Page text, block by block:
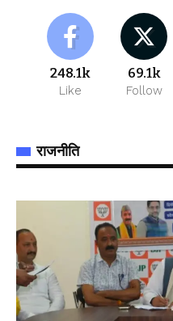
248.1k
Like
69.1k
Follow
राजनीति